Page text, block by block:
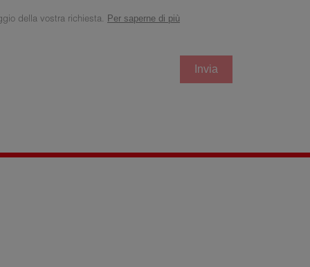
della vostra richiesta. Per saperne di più
Invia